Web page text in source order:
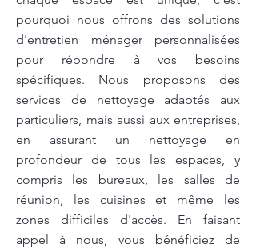
pourquoi nous offrons des solutions
d'entretien ménager personnalisées
pour répondre à vos besoins
spécifiques. Nous proposons des
services de nettoyage adaptés aux
particuliers, mais aussi aux entreprises,
en assurant un nettoyage en
profondeur de tous les espaces, y
compris les bureaux, les salles de
réunion, les cuisines et même les
zones difficiles d'accès. En faisant
appel à nous, vous bénéficiez de